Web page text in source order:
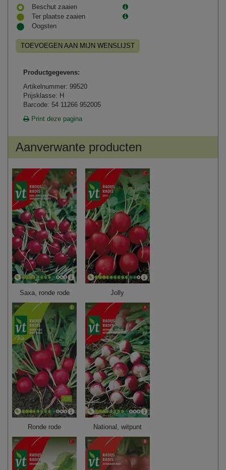
Beschut zaaien
Ter plaatse zaaien
Oogsten
TOEVOEGEN AAN MIJN WENSLIJST
Productgegevens:
Artikelnummer: 99520
Prijsklasse: H
Barcode: 54 11266 952005
Print deze pagina
Aanverwante producten
Saxa, ronde rode Jolly
Ronde rode National, witpunt